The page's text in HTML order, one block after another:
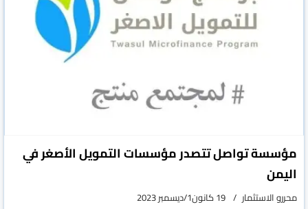
مؤسسة تواصل تتصدر مؤسسات التمويل الأصغر في
اليمن
محررو الاستثمار 19 كانون1/ديسمبر 2023